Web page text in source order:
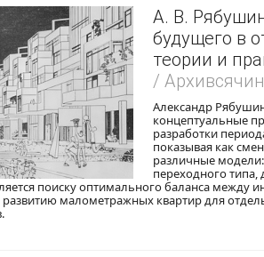
А. В.
будущего в
теории и
/
Александр
концептуальные
разработки
показывая как
различные
переходного
поиску оптимального баланса между
малометражных квартир для